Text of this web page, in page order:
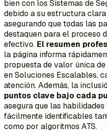
bien con los Sistemas de
debido a su estructura
asegurando que todas las
destaquen para el proceso
efectivo. El resumen
la página informa
propuesta de valor única
en Soluciones Escalables,
atención. Además, la
puntos clave bajo cada
asegura que las
fácilmente identificables
como por algoritmos ATS.